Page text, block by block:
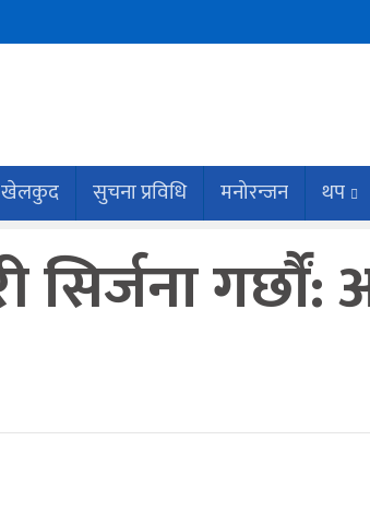
खेलकुद सुचना प्रविधि मनोरन्जन थप
गर्छौं: